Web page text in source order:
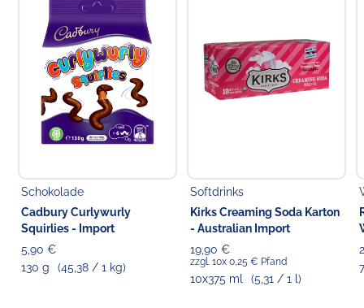
Schokolade
Cadbury Curlywurly
Squirlies - Import
5,90 €
130 g
(45,38 / 1 kg)
Softdrinks
Kirks Creaming Soda Karton
- Australian Import
19,90 €
zzgl. 10x 0,25 € Pfand
10x375 ml (5,31 / 1 l)